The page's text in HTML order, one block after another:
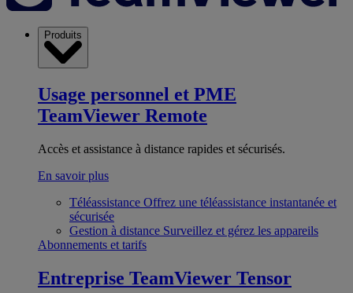
Produits
Usage personnel et PME
TeamViewer Remote
Accès et assistance à distance rapides et sécurisés.
En savoir plus
Téléassistance Offrez une téléassistance instantanée et
sécurisée
Gestion à distance Surveillez et gérez les appareils
Abonnements et tarifs
Entreprise TeamViewer Tensor